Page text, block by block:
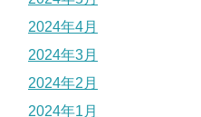
2024年4月
2024年3月
2024年2月
2024年1月